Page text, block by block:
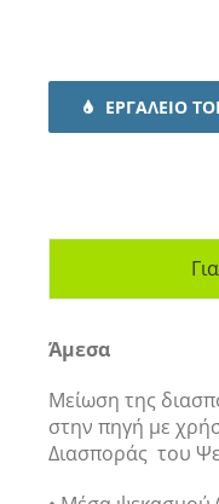
ΕΡΓΑΛΕΙΟ
Άμεσα
Μείωση της
στην πηγή με
Διασποράς του